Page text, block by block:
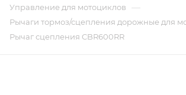
Управление для мотоциклов —
Рычаги тормоз/сцепления дорожные для
Рычаг сцепления CBR600RR